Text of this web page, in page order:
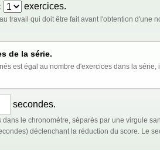
exercices.
note. Par défaut, l'ordre des exercices est aléatoire. Cocher ci-dessous
de la série.
dans la série, il sera possible de choisir l'ordre au moment de l'insertion de la série
secondes.
dans le chronomètre, séparés par une virgule
score. Le second, par défaut égal au premier, représente le temps à partir duquel le